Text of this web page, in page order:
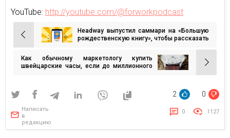
YouTube: http://youtube.com/@forworkpodcast
Навигация
по
записям
Headway выпустил саммари на «Большую
рождественскую книгу», чтобы рассказать
Как обычному маркетологу купить
швейцарские часы, если до миллионного
2 0
Написать
в
редакцию
0 1127